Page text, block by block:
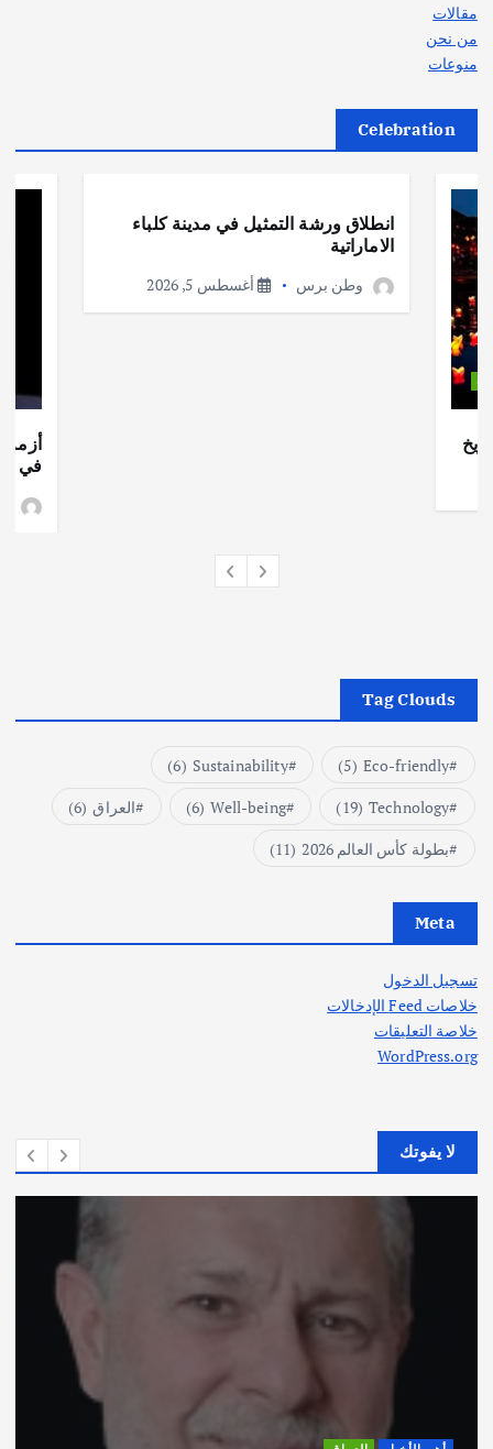
مقالات
من نحن
منوعات
Celebration
انطلاق ورشة التمثيل في مدينة كلباء
الاماراتية
وطن برس أغسطس 5, 2026
أزمة
في
Tag Clouds
Eco-friendly
(5)
Sustainability
(6)
Technology
(19)
Well-being
(6) العراق (6)
بطولة كأس العالم 2026
(11)
Meta
تسجيل الدخول
خلاصات Feed الإدخالات
خلاصة التعليقات
WordPress.org
لا يفوتك